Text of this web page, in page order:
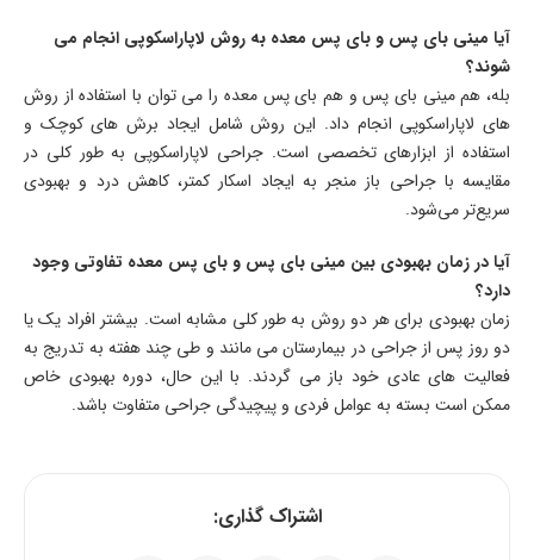
آیا مینی بای پس و بای پس معده به روش لاپاراسکوپی انجام می
شوند؟
بله، هم مینی بای پس و هم بای پس معده را می توان با استفاده از روش
های لاپاراسکوپی انجام داد. این روش شامل ایجاد برش های کوچک و
استفاده از ابزارهای تخصصی است. جراحی لاپاراسکوپی به طور کلی در
مقایسه با جراحی باز منجر به ایجاد اسکار کمتر، کاهش درد و بهبودی
سریع‌تر می‌شود.
آیا در زمان بهبودی بین مینی بای پس و بای پس معده تفاوتی وجود
دارد؟
زمان بهبودی برای هر دو روش به طور کلی مشابه است. بیشتر افراد یک یا
دو روز پس از جراحی در بیمارستان می مانند و طی چند هفته به تدریج به
فعالیت های عادی خود باز می گردند. با این حال، دوره بهبودی خاص
ممکن است بسته به عوامل فردی و پیچیدگی جراحی متفاوت باشد.
اشتراک گذاری: